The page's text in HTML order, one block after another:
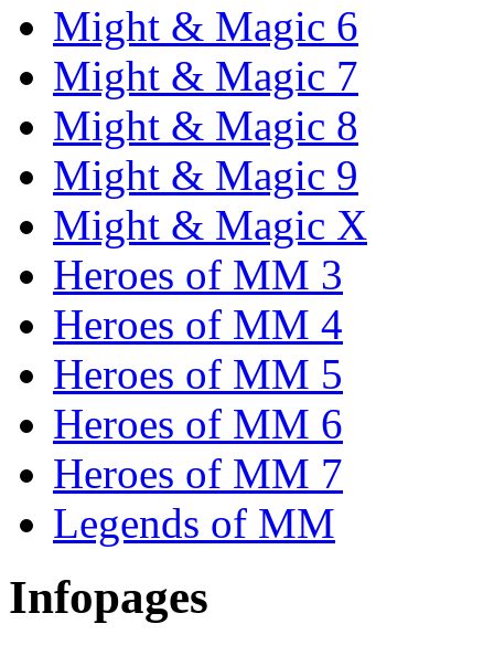
Might & Magic 6
Might & Magic 7
Might & Magic 8
Might & Magic 9
Might & Magic X
Heroes of MM 3
Heroes of MM 4
Heroes of MM 5
Heroes of MM 6
Heroes of MM 7
Legends of MM
Infopages